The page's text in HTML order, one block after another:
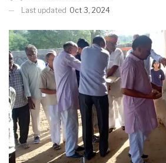
Last updated Oct 3, 2024